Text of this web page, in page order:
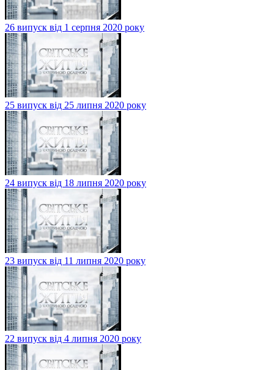
26 випуск від 1 серпня 2020 року
25 випуск від 25 липня 2020 року
24 випуск від 18 липня 2020 року
23 випуск від 11 липня 2020 року
22 випуск від 4 липня 2020 року